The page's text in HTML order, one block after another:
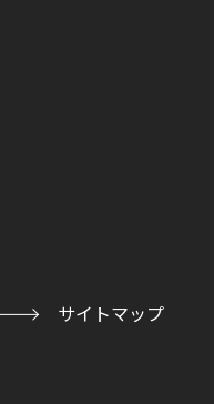
サイトマップ